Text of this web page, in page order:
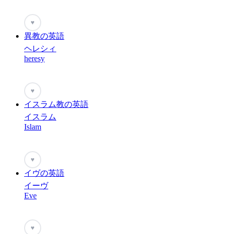
♥
異教の英語
ヘレシィ
heresy
♥
イスラム教の英語
イスラム
Islam
♥
イヴの英語
イーヴ
Eve
♥